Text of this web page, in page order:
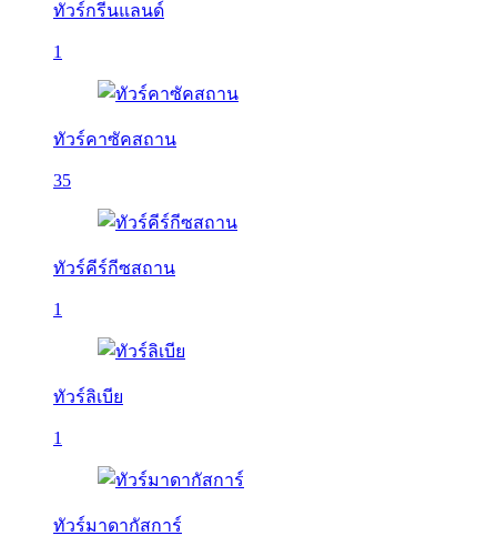
ทัวร์กรีนแลนด์
1
ทัวร์คาซัคสถาน
35
ทัวร์คีร์กีซสถาน
1
ทัวร์ลิเบีย
1
ทัวร์มาดากัสการ์